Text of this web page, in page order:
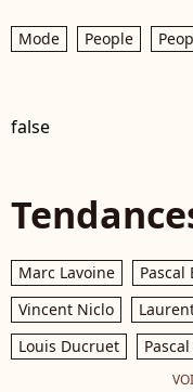
Mode People
false
Marc Lavoine Pascal
Vincent Niclo
Louis Ducruet